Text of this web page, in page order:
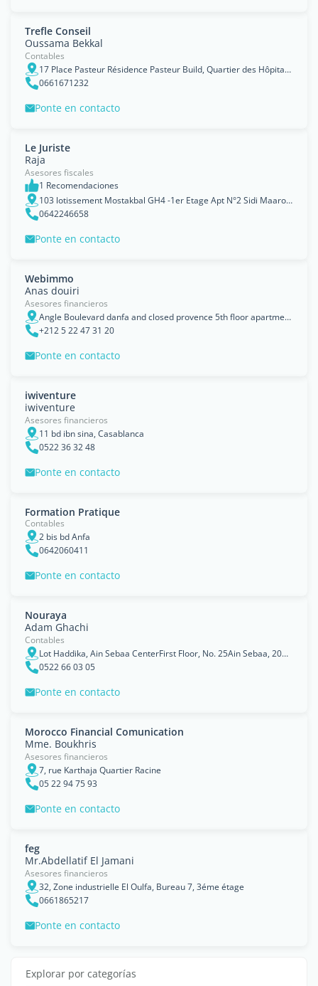
Trefle Conseil
Oussama Bekkal
Contables
17 Place Pasteur Résidence Pasteur Build, Quartier des Hôpitaux Apt 4 - Casablanca
0661671232
Ponte en contacto
Le Juriste
Raja
Asesores fiscales
1 Recomendaciones
103 lotissement Mostakbal GH4 -1er Etage Apt N°2 Sidi Maarouf, Casablanca
0642246658
Ponte en contacto
Webimmo
Anas douiri
Asesores financieros
Angle Boulevard danfa and closed provence 5th floor apartment 5D, Casablanca
+212 5 22 47 31 20
Ponte en contacto
iwiventure
iwiventure
Asesores financieros
11 bd ibn sina, Casablanca
0522 36 32 48
Ponte en contacto
Formation Pratique
Contables
2 bis bd Anfa
0642060411
Ponte en contacto
Nouraya
Adam Ghachi
Contables
Lot Haddika, Ain Sebaa CenterFirst Floor, No. 25Ain Sebaa, 20250
0522 66 03 05
Ponte en contacto
Morocco Financial Comunication
Mme. Boukhris
Asesores financieros
7, rue Karthaja Quartier Racine
05 22 94 75 93
Ponte en contacto
feg
Mr.Abdellatif El Jamani
Asesores financieros
32, Zone industrielle El Oulfa, Bureau 7, 3éme étage
0661865217
Ponte en contacto
Explorar por categorías